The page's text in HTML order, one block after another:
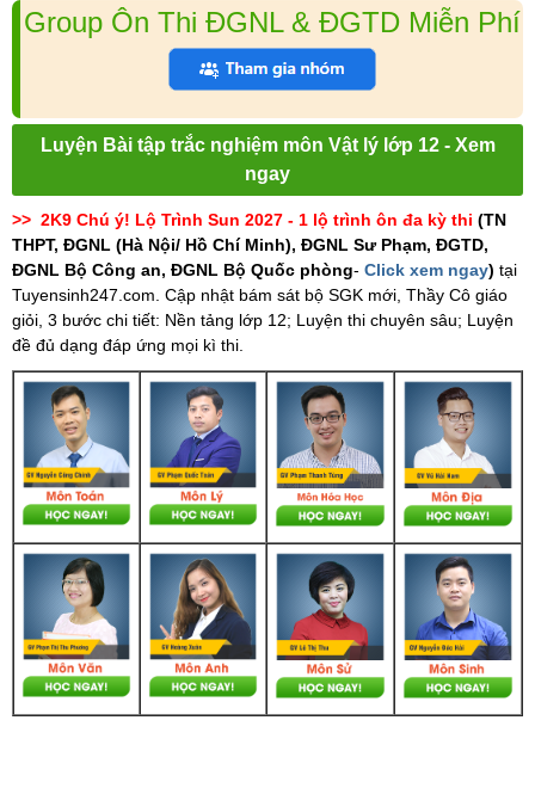
Group Ôn Thi ĐGNL & ĐGTD Miễn Phí
Luyện Bài tập trắc nghiệm môn Vật lý lớp 12 - Xem
ngay
>> 2K9 Chú ý! Lộ Trình Sun 2027 - 1 lộ trình ôn đa kỳ thi (TN
THPT, ĐGNL (Hà Nội/ Hồ Chí Minh), ĐGNL Sư Phạm, ĐGTD,
ĐGNL Bộ Công an, ĐGNL Bộ Quốc phòng- Click xem ngay) tại
Tuyensinh247.com. Cập nhật bám sát bộ SGK mới, Thầy Cô giáo
giỏi, 3 bước chi tiết: Nền tảng lớp 12; Luyện thi chuyên sâu; Luyện
đề đủ dạng đáp ứng mọi kì thi.